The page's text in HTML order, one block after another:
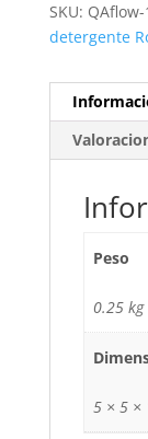
SKU:
detergente
Peso
0.25 kg
5 × 5 ×